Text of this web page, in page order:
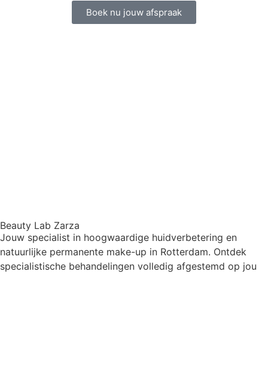
Boek nu jouw afspraak
Beauty Lab Zarza
Jouw specialist in hoogwaardige huidverbetering en
natuurlijke permanente make-up in Rotterdam. Ontdek
specialistische behandelingen volledig afgestemd op jou